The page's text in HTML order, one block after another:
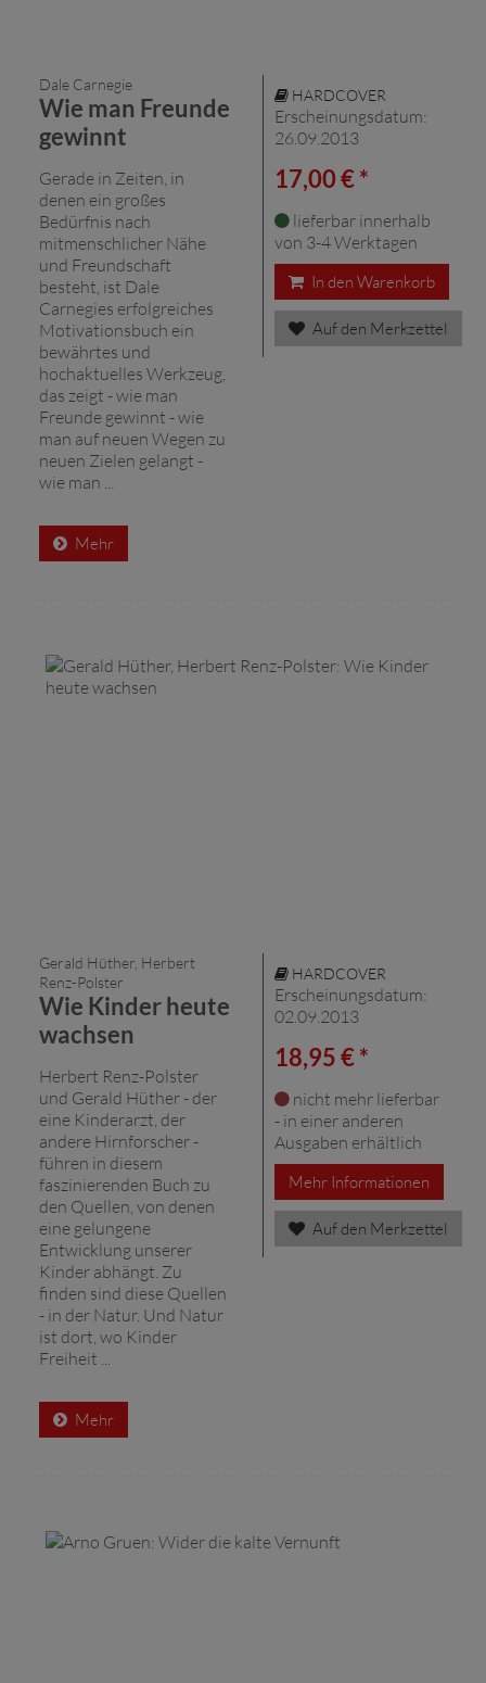
Dale Carnegie
Wie man Freunde
gewinnt
Gerade in Zeiten, in
denen ein großes
Bedürfnis nach
mitmenschlicher Nähe
und Freundschaft
besteht, ist Dale
Carnegies erfolgreiches
Motivationsbuch ein
bewährtes und
hochaktuelles Werkzeug,
das zeigt - wie man
Freunde gewinnt - wie
man auf neuen Wegen zu
neuen Zielen gelangt -
wie man ...
Mehr
HARDCOVER
Erscheinungsdatum:
26.09.2013
17,00 € *
lieferbar innerhalb
von 3-4 Werktagen
In den Warenkorb
Auf den Merkzettel
Gerald Hüther, Herbert
Renz-Polster
Wie Kinder heute
wachsen
Herbert Renz-Polster
und Gerald Hüther - der
eine Kinderarzt, der
andere Hirnforscher -
führen in diesem
faszinierenden Buch zu
den Quellen, von denen
eine gelungene
Entwicklung unserer
Kinder abhängt. Zu
finden sind diese Quellen
- in der Natur. Und Natur
ist dort, wo Kinder
Freiheit ...
Mehr
HARDCOVER
Erscheinungsdatum:
02.09.2013
18,95 € *
nicht mehr lieferbar
- in einer anderen
Ausgaben erhältlich
Mehr Informationen
Auf den Merkzettel